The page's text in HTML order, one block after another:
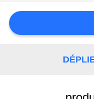
CITATION
PLAN